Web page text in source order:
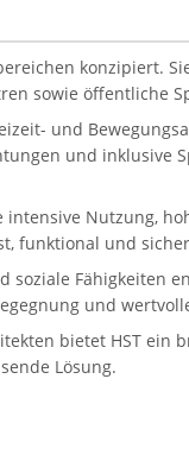
konzipiert.
sowie öffentliche
und
und inklusive
Nutzung,
funktional und
soziale Fähigkeiten
und
bietet HST ein
Lösung.